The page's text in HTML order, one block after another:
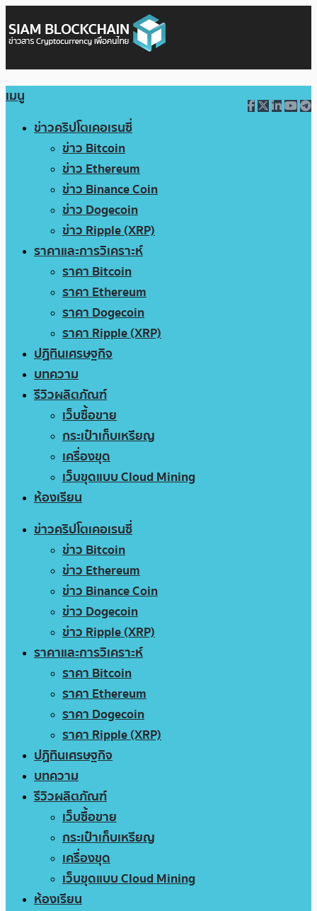
เมนู
ข่าวคริปโตเคอเรนซี่
ข่าว Bitcoin
ข่าว Ethereum
ข่าว Binance Coin
ข่าว Dogecoin
ข่าว Ripple (XRP)
ราคาและการวิเคราะห์
ราคา Bitcoin
ราคา Ethereum
ราคา Dogecoin
ราคา Ripple (XRP)
ปฏิทินเศรษฐกิจ
บทความ
รีวิวผลิตภัณฑ์
เว็บซื้อขาย
กระเป๋าเก็บเหรียญ
เครื่องขุด
เว็บขุดแบบ Cloud Mining
ห้องเรียน
ข่าวคริปโตเคอเรนซี่
ข่าว Bitcoin
ข่าว Ethereum
ข่าว Binance Coin
ข่าว Dogecoin
ข่าว Ripple (XRP)
ราคาและการวิเคราะห์
ราคา Bitcoin
ราคา Ethereum
ราคา Dogecoin
ราคา Ripple (XRP)
ปฏิทินเศรษฐกิจ
บทความ
รีวิวผลิตภัณฑ์
เว็บซื้อขาย
กระเป๋าเก็บเหรียญ
เครื่องขุด
เว็บขุดแบบ Cloud Mining
ห้องเรียน